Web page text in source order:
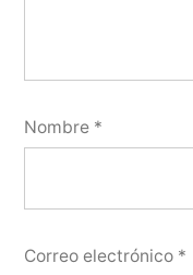
Nombre *
Correo electrónico *